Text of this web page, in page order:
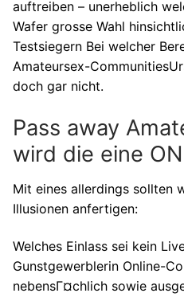
auftreiben – unerheblich
Wafer grosse Wahl
Testsiegern Bei welcher
Amateursex-
doch gar nicht.
Pass away
wird die eine
Mit eines allerdings sollten
Illusionen anfertigen:
Welches Einlass sei kein
Gunstgewerblerin Online-
nebensГ¤chlich sowie